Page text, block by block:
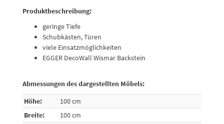
Produktbeschreibung:
geringe Tiefe
Schubkästen, Türen
viele Einsatzmöglichkeiten
EGGER DecoWall Wismar Backstein
Abmessungen des dargestellten Möbels:
Höhe:
100 cm
Breite:
100 cm